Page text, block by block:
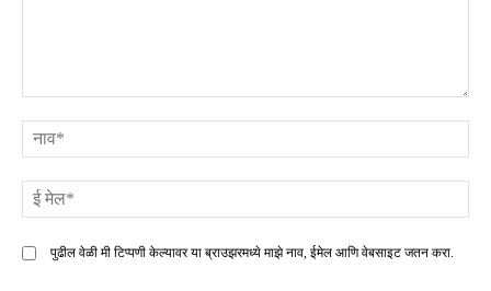
पुढील वेळी मी टिप्पणी केल्यावर या ब्राउझरमध्ये माझे नाव, ईमेल आणि वेबसाइट जतन करा.